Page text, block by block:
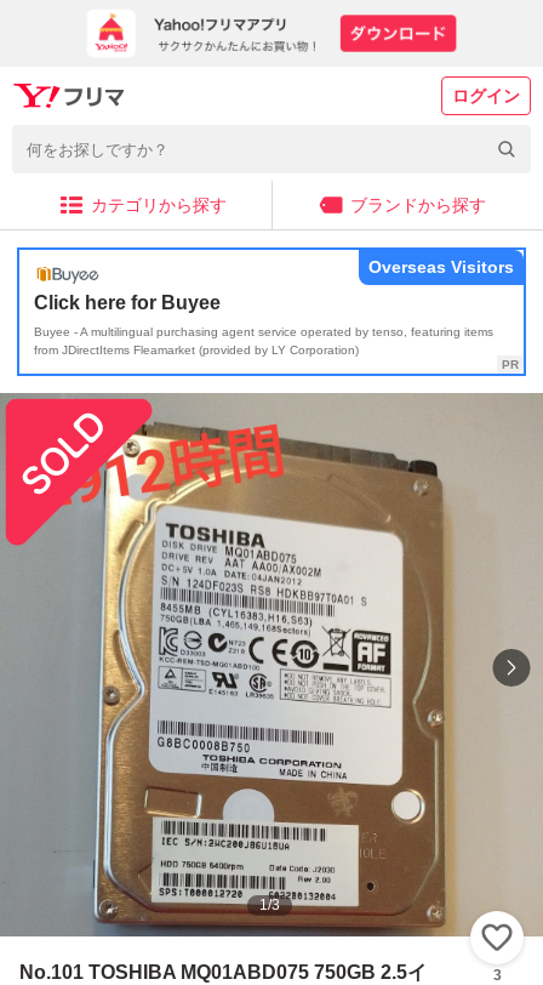
ログイン
カテゴリから探す ブランドから探す
Click here for Buyee
Buyee - A multilingual purchasing agent service operated by tenso, featuring items
from JDirectItems Fleamarket (provided by LY Corporation)
Overseas Visitors
1/3
No.101 TOSHIBA MQ01ABD075 750GB 2.5イ
3